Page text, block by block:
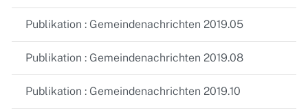
Publikation : Gemeindenachrichten 2019.05
Publikation : Gemeindenachrichten 2019.08
Publikation : Gemeindenachrichten 2019.10